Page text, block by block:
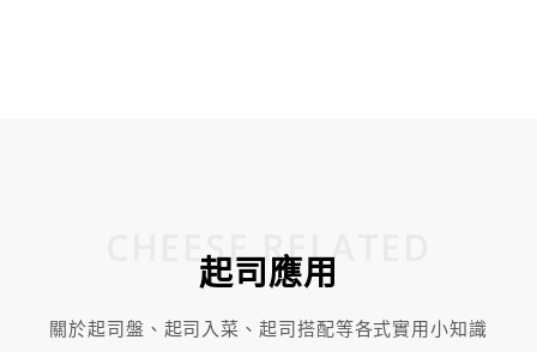
CHEESE RELATED
起司應用
關於起司盤、起司入菜、起司搭配等各式實用小知識